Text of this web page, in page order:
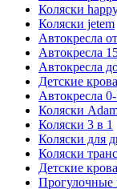
Коляски
Коляски jetem
Автокресла
Автокресла
Автокресла
Детские
Автокресла
Коляски
Коляски 3 в 1
Коляски для
Коляски
Детские
Прогулочные